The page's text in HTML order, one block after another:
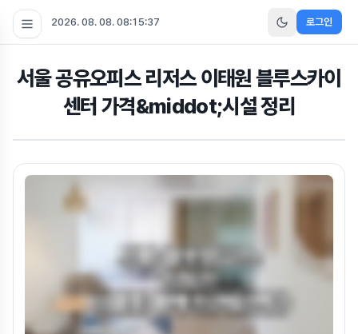
2026. 08. 08. 08:15:38 로그인
서울 공유오피스 리저스 이태원 블루스카이
센터 가격&middot;시설 정리